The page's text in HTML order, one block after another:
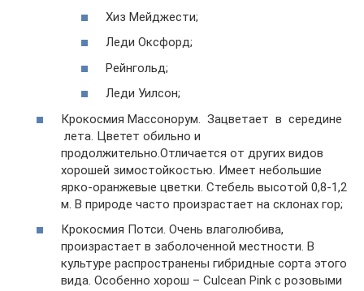
Хиз Мейджести;
Леди Оксфорд;
Рейнгольд;
Леди Уилсон;
Крокосмия Массонорум. Зацветает в середине
лета. Цветет обильно и
продолжительно.Отличается от других видов
хорошей зимостойкостью. Имеет небольшие
ярко-оранжевые цветки. Стебель высотой 0,8-1,2
м. В природе часто произрастает на склонах гор;
Крокосмия Потси. Очень влаголюбива,
произрастает в заболоченной местности. В
культуре распространены гибридные сорта этого
вида. Особенно хорош – Culcean Pink с розовыми